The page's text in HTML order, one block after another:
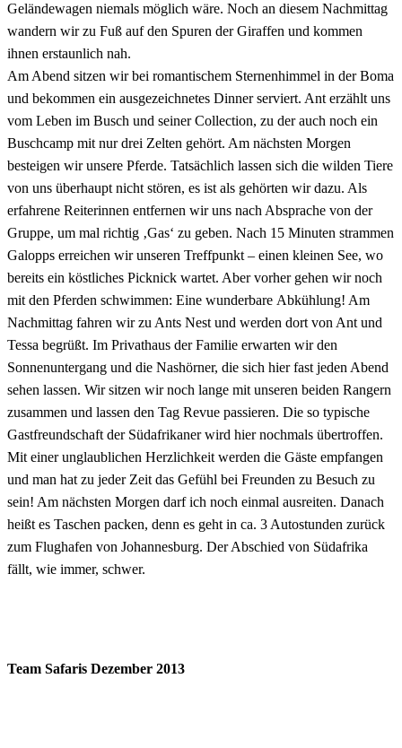
Geländewagen niemals möglich wäre. Noch an diesem Nachmittag
wandern wir zu Fuß auf den Spuren der Giraffen und kommen
ihnen erstaunlich nah.
Am Abend sitzen wir bei romantischem Sternenhimmel in der Boma
und bekommen ein ausgezeichnetes Dinner serviert. Ant erzählt uns
vom Leben im Busch und seiner Collection, zu der auch noch ein
Buschcamp mit nur drei Zelten gehört. Am nächsten Morgen
besteigen wir unsere Pferde. Tatsächlich lassen sich die wilden Tiere
von uns überhaupt nicht stören, es ist als gehörten wir dazu. Als
erfahrene Reiterinnen entfernen wir uns nach Absprache von der
Gruppe, um mal richtig ‚Gas‘ zu geben. Nach 15 Minuten strammen
Galopps erreichen wir unseren Treffpunkt – einen kleinen See, wo
bereits ein köstliches Picknick wartet. Aber vorher gehen wir noch
mit den Pferden schwimmen: Eine wunderbare Abkühlung! Am
Nachmittag fahren wir zu Ants Nest und werden dort von Ant und
Tessa begrüßt. Im Privathaus der Familie erwarten wir den
Sonnenuntergang und die Nashörner, die sich hier fast jeden Abend
sehen lassen. Wir sitzen wir noch lange mit unseren beiden Rangern
zusammen und lassen den Tag Revue passieren. Die so typische
Gastfreundschaft der Südafrikaner wird hier nochmals übertroffen.
Mit einer unglaublichen Herzlichkeit werden die Gäste empfangen
und man hat zu jeder Zeit das Gefühl bei Freunden zu Besuch zu
sein! Am nächsten Morgen darf ich noch einmal ausreiten. Danach
heißt es Taschen packen, denn es geht in ca. 3 Autostunden zurück
zum Flughafen von Johannesburg. Der Abschied von Südafrika
fällt, wie immer, schwer.
Team Safaris Dezember 2013